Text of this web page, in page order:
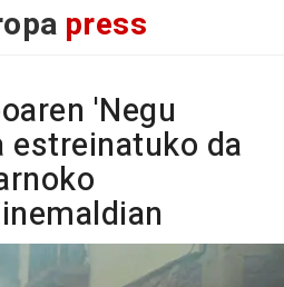
press
'Negu
da